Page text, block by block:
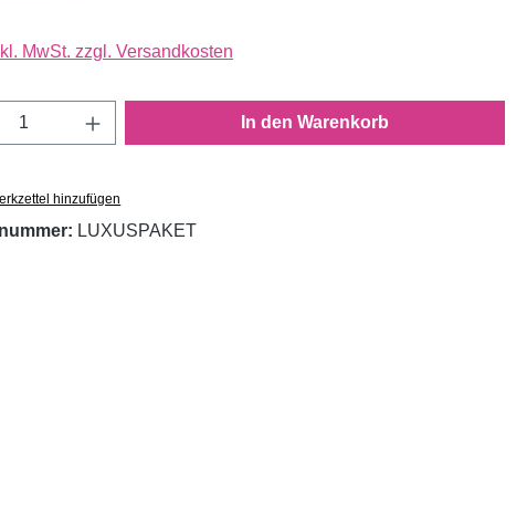
MwSt. zzgl. Versandkosten
Anzahl: Gib den gewünschten Wert ein
In den Warenkorb
hinzufügen
LUXUSPAKET